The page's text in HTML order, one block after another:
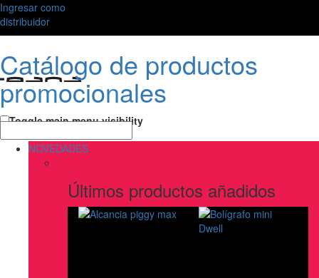
Ingresar como
distribuidor
Catálogo de productos
promocionales
Toggle main menu visibility
NOVEDADES
Últimos productos añadidos